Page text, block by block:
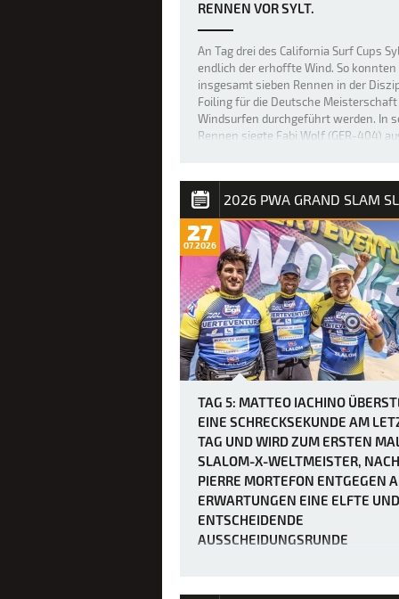
RENNEN VOR SYLT.
An Tag drei des California Surf Cups
endlich der erhoffte Wind. So konnten
insgesamt sieben Rennen in der
Foiling für die Deutsche Meisterschaft
Windsurfen durchgeführt werden. In
Rennen siegte Fabi Wolf (GER-404)
2026 PWA GRAND SLAM
27
07.2026
TAG 5: MATTEO IACHINO
EINE SCHRECKSEKUNDE AM
TAG UND WIRD ZUM ERSTEN
SLALOM-X-WELTMEISTER,
PIERRE MORTEFON ENTGEGEN
ERWARTUNGEN EINE ELFTE UND
ENTSCHEIDENDE
AUSSCHEIDUNGSRUNDE